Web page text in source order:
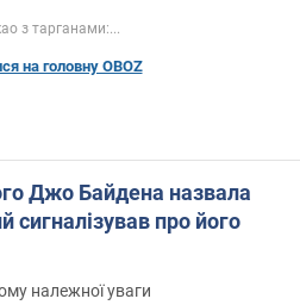
з тарганами:...
на головну OBOZ
Джо Байдена назвала
про його
належної уваги